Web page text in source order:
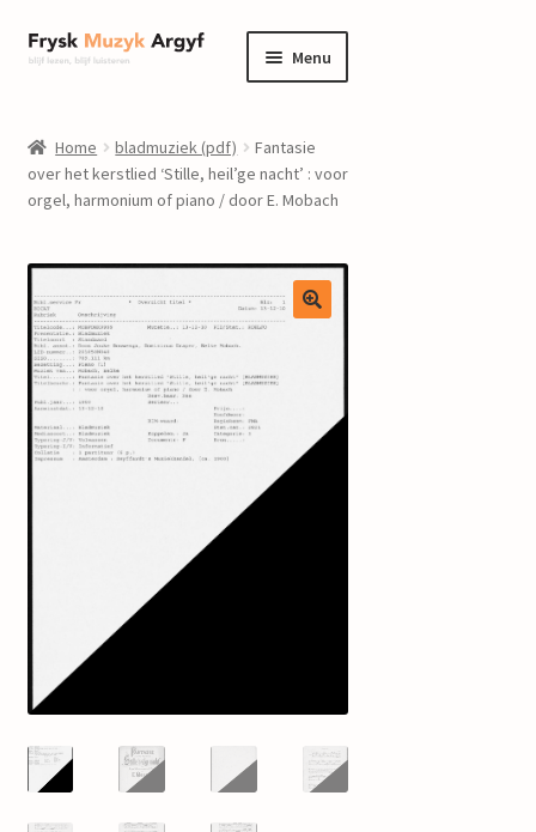
Ga
door
navigatie
Ga
naar
inhoud
Menu
informatie
Submenu
uitvouwen
uitvouwen
Componisten
nieuws
events
Home bladmuziek (pdf)
Fantasie
over het kerstlied ‘Stille, heil’ge nacht’ : voor
orgel, harmonium of piano / door E. Mobach